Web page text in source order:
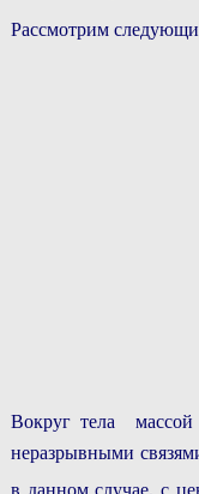
Рассмотрим
Вокруг тела массой
неразрывными
в данном случае, с